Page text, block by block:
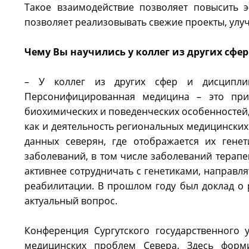
Такое взаимодействие позволяет повысить
позволяет реализовывать свежие проекты,
Чему Вы научились у коллег из других
– У коллег из других сфер и
Персонифицированная медицина – это
биохимических и поведенческих
как и деятельность региональных
данных северян, где отображается их
заболеваний, в том числе заболеваний
активнее сотрудничать с генетиками,
реабилитации. В прошлом году был доклад о
актуальный вопрос.
Конференция Сургутского
медицинских проблем Севера. Здесь